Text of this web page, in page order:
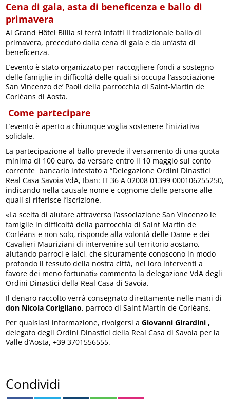
Cena di gala, asta di beneficenza e ballo di
primavera
Al Grand Hôtel Billia si terrà infatti il tradizionale ballo di
primavera, preceduto dalla cena di gala e da un’asta di
beneficenza.
L’evento è stato organizzato per raccogliere fondi a sostegno
delle famiglie in difficoltà delle quali si occupa l’associazione
San Vincenzo de’ Paoli della parrocchia di Saint-Martin de
Corléans di Aosta.
Come partecipare
L’evento è aperto a chiunque voglia sostenere l’iniziativa
solidale.
La partecipazione al ballo prevede il versamento di una quota
minima di 100 euro, da versare entro il 10 maggio sul conto
corrente bancario intestato a “Delegazione Ordini Dinastici
Real Casa Savoia VdA, Iban: IT 36 A 02008 01399 000106255250,
indicando nella causale nome e cognome delle persone alle
quali si riferisce l’iscrizione.
«La scelta di aiutare attraverso l’associazione San Vincenzo le
famiglie in difficoltà della parrocchia di Saint Martin de
Corléans e non solo, risponde alla volontà delle Dame e dei
Cavalieri Mauriziani di intervenire sul territorio aostano,
aiutando parroci e laici, che sicuramente conoscono in modo
profondo il tessuto della nostra città, nei loro interventi a
favore dei meno fortunati» commenta la delegazione VdA degli
Ordini Dinastici della Real Casa di Savoia.
Il denaro raccolto verrà consegnato direttamente nelle mani di
don Nicola Corigliano, parroco di Saint Martin de Corléans.
Per qualsiasi informazione, rivolgersi aGiovanni Girardini ,
delegato degli Ordini Dinastici della Real Casa di Savoia per la
Valle d’Aosta, +39 3701556555.
Condividi